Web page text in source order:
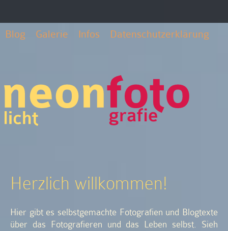
Blog Galerie Infos Datenschutzerklärung
Herzlich willkommen!
Hier gibt es selbstgemachte Fotografien und Blogtexte
über das Fotografieren und das Leben selbst. Sieh